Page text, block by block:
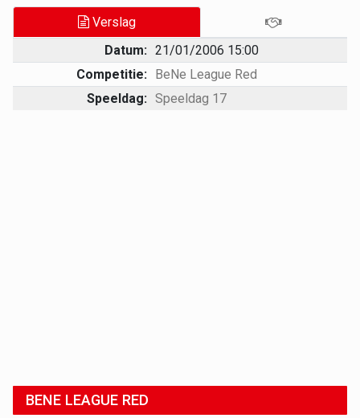
Verslag
Datum: 21/01/2006 15:00
Competitie: BeNe League Red
Speeldag: Speeldag 17
BENE LEAGUE RED